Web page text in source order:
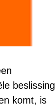
beslissing
komt, is